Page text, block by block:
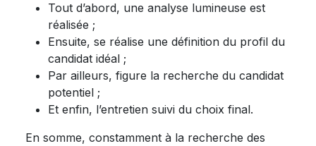
Tout d’abord, une analyse lumineuse est
réalisée ;
Ensuite, se réalise une définition du profil du
candidat idéal ;
Par ailleurs, figure la recherche du candidat
potentiel ;
Et enfin, l’entretien suivi du choix final.
En somme, constamment à la recherche des